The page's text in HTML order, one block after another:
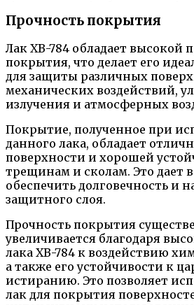
Прочность покрытия
Лак ХВ-784 обладает высокой
покрытия, что делает его
для защиты различных
механических воздействий,
излучения и атмосферных
Покрытие, полученное при
данного лака, обладает
поверхности и хорошей
трещинам и сколам. Это дает
обеспечить долговечность и
защитного слоя.
Прочность покрытия
увеличивается благодаря
лака ХВ-784 к воздействию
а также его устойчивости к
истиранию. Это позволяет
лак для покрытия